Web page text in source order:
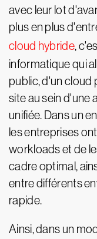
avec leur lot
plus en plus
cloud hybride,
informatique qui
public, d'un cloud
site au sein d'une
unifiée. Dans un
les entreprises
workloads et de
cadre optimal,
entre différents
rapide.
Ainsi, dans un